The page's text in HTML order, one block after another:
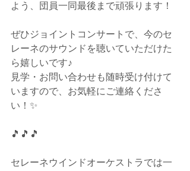
よう、団員一同最後まで頑張ります！
ぜひジョイントコンサートで、今のセ
レーネのサウンドを聴いていただけた
ら嬉しいです♪
見学・お問い合わせも随時受け付けて
いますので、お気軽にご連絡くださ
い！✨
🎵🎵🎵
セレーネウインドオーケストラでは一